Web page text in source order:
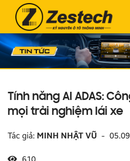
Tính năng AI ADAS:
mọi trải nghiệm lái xe
Tác giả: MINH NHẬT VŨ -
610